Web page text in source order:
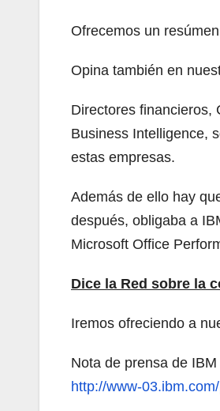
Ofrecemos un
Opina también en
Directores financieros,
Business Intelligence,
estas empresas.
Además de ello hay
después, obligaba a
Microsoft Office
Dice la Red sobre la
Iremos ofreciendo a
Nota de prensa de
http://www-